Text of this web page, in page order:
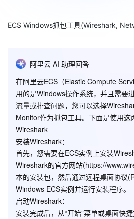
ECS Windows抓包工具(Wireshark,
阿里云 AI 助理回答
在阿里云ECS（Elastic Compute
用的是Windows操作系统，并且需要
流量或排查问题，您可以选择
Monitor作为抓包工具。下面是使用这
Wireshark
安装Wireshark：
首先，您需要在ECS实例上安装
Wireshark的官方网站(https://
本的安装包，然后通过远程桌面协议
Windows ECS实例并运行安装程序。
启动Wireshark：
安装完成后，从“开始”菜单或桌面快